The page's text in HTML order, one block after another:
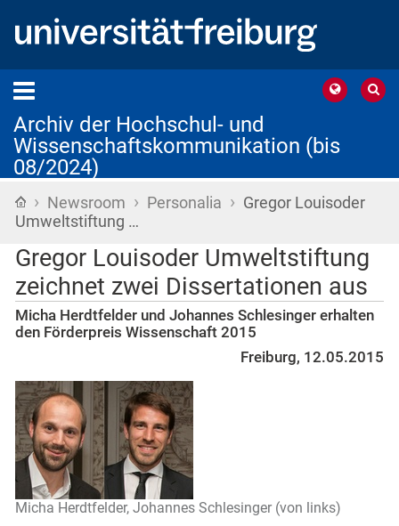
Archiv der Hochschul- und
Wissenschaftskommunikation (bis
08/2024)
Startseite
› Newsroom › Personalia › Gregor Louisoder
Umweltstiftung …
Gregor Louisoder Umweltstiftung
zeichnet zwei Dissertationen aus
Micha Herdtfelder und Johannes Schlesinger erhalten
den Förderpreis Wissenschaft 2015
Freiburg, 12.05.2015
Micha Herdtfelder, Johannes Schlesinger (von links)